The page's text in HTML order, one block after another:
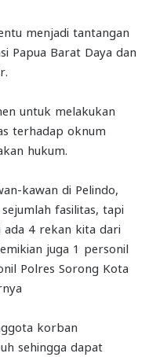
menjadi tantangan
Papua Barat Daya dan
untuk melakukan
terhadap oknum
hukum.
kawan di Pelindo,
fasilitas, tapi
ada 4 rekan kita dari
juga 1 personil
Polres Sorong Kota
korban
sehingga dapat